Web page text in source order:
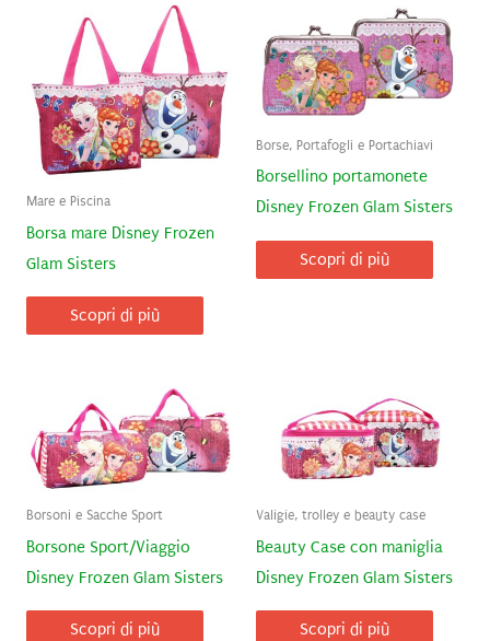
Mare e Piscina
Borsa mare Disney Frozen
Glam Sisters
Scopri di più
Borse, Portafogli e Portachiavi
Borsellino portamonete
Disney Frozen Glam Sisters
Scopri di più
Borsoni e Sacche Sport
Borsone Sport/Viaggio
Disney Frozen Glam Sisters
Scopri di più
Valigie, trolley e beauty case
Beauty Case con maniglia
Disney Frozen Glam Sisters
Scopri di più